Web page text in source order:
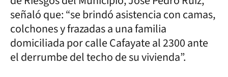
señaló que: “se brindó asistencia con camas,
colchones y frazadas a una familia
domiciliada por calle Cafayate al 2300 ante
el derrumbe del techo de su vivienda”.